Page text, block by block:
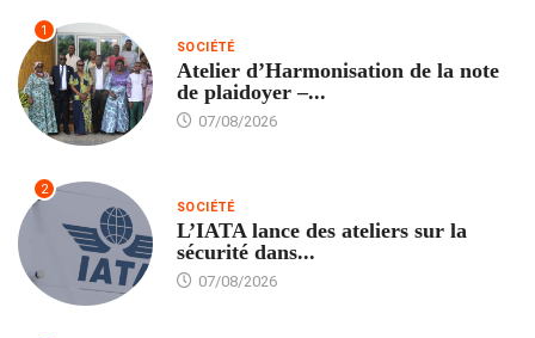
1
SOCIÉTÉ
Atelier d’Harmonisation de la note
de plaidoyer –...
07/08/2026
2
SOCIÉTÉ
L’IATA lance des ateliers sur la
sécurité dans...
07/08/2026